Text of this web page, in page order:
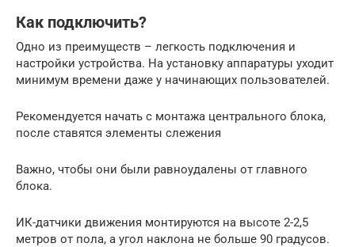
Как подключить?
Одно из преимуществ – легкость подключения и
настройки устройства. На установку аппаратуры уходит
минимум времени даже у начинающих пользователей.
Рекомендуется начать с монтажа центрального блока,
после ставятся элементы слежения
Важно, чтобы они были равноудалены от главного
блока.
ИК-датчики движения монтируются на высоте 2-2,5
метров от пола, а угол наклона не больше 90 градусов.